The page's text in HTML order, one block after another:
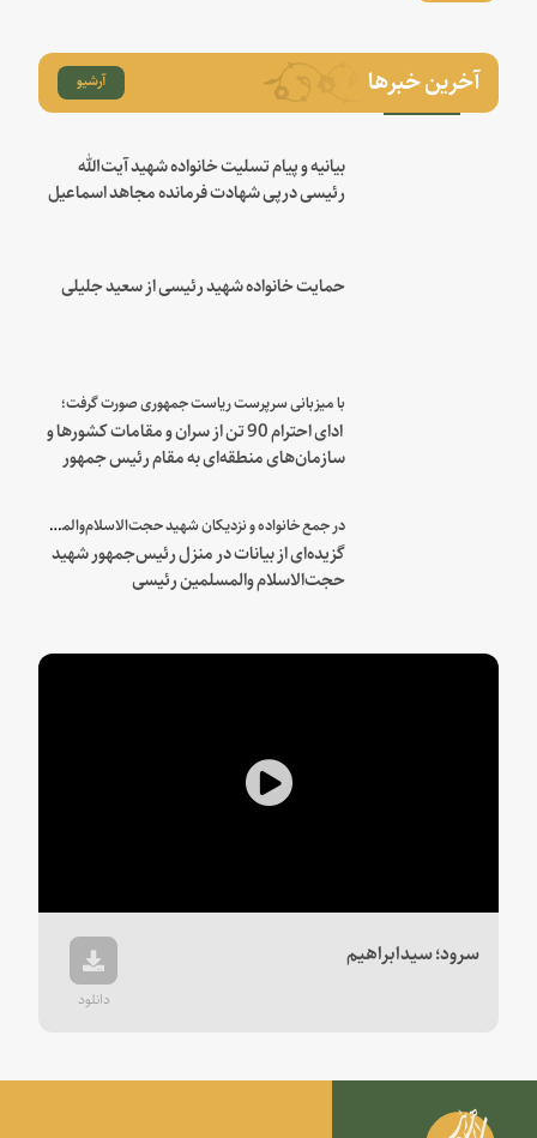
آخرین خبرها آرشیو
بیانیه و پیام تسلیت خانواده شهید آیت‌الله
رئیسی درپی شهادت فرمانده مجاهد اسماعیل
حمایت خانواده شهید رئیسی از سعید جلیلی
با میزبانی سرپرست ریاست جمهوری صورت گرفت؛
ادای احترام 90 تن از سران و مقامات کشورها و
سازمان‌های منطقه‌ای به مقام رئیس جمهور
در جمع خانواده و نزدیکان شهید حجت‌الاسلام‌والمسلمین رئیسی:
گزیده‌ای از بیانات در منزل رئیس‌جمهور شهید
حجت‌الاسلام والمسلمین رئیسی
Play
Video
سرود؛ سیدابراهیم
دانلود